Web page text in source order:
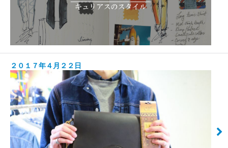
２０１７年４月２２日